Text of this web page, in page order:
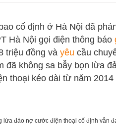
cố định ở Hà Nội đã
Hà Nội gọi điện thông báo
triệu đồng và yêu cầu
đã không sa bẫy bọn lừa
thoại kéo dài từ năm
lừa đảo nợ cước điện thoại cố định vẫn